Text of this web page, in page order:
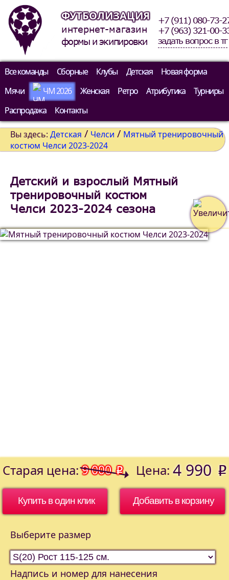
ФУТБОЛИЗАЦИЯ
интернет-магазин
формы и экипировки
+7 (911) 080-73-
+7 (963) 321-00-
задать вопрос в тг
Все команды Сборные Клубы Детская
Новая форма
Мячи
ЧМ 2026 Женская Ретро Атрибутика
Турниры
Распродажа
Контакты
Вы здесь: Детская / Челси / Мятный тренировочный
костюм Челси 2023-2024
Детский и взрослый Мятный
тренировочный костюм
Челси 2023-2024 сезона
Старая цена: 9 000o Цена: 4 990 o
Купить в один клик
Выберите размер
Надпись и номер для нанесения